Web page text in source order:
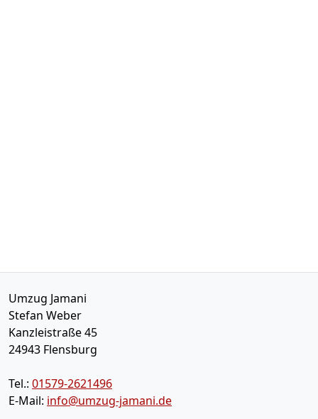
Umzug Jamani
Stefan Weber
Kanzleistraße 45
24943 Flensburg
Tel.: 01579-2621496
E-Mail: info@umzug-jamani.de